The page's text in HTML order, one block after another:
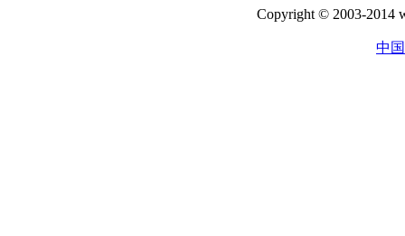
Copyright © 2003-2014
中